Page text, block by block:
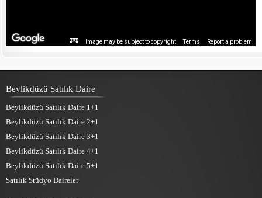
Image may be subject to copyright Terms Report a problem
Beylikdüzü Satılık Daire
Beylikdüzü Satılık Daire 1+1
Beylikdüzü Satılık Daire 2+1
Beylikdüzü Satılık Daire 3+1
Beylikdüzü Satılık Daire 4+1
Beylikdüzü Satılık Daire 5+1
Satılık Stüdyo Daireler